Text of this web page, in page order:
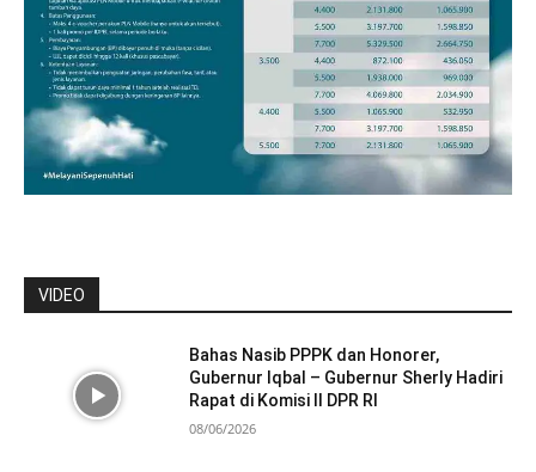
VIDEO
Bahas Nasib PPPK dan Honorer,
Gubernur Iqbal – Gubernur Sherly Hadiri
Rapat di Komisi II DPR RI
08/06/2026